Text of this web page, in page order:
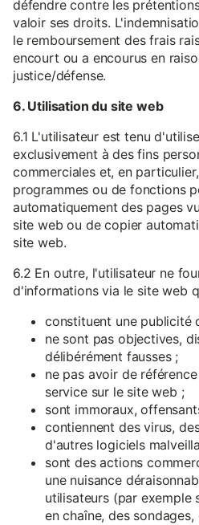
défendre contre les
valoir ses droits.
le remboursement des frais
encourt ou a encourus en
justice/défense.
6. Utilisation du site web
6.1 L'utilisateur est tenu
exclusivement à des fins
commerciales et, en
programmes ou de fonctions
automatiquement des pages
site web ou de copier
site web.
6.2 En outre, l'utilisateur ne
d'informations via le site web
constituent une publicité
ne sont pas objectives,
délibérément fausses ;
ne pas avoir de
service sur le site web ;
sont immoraux,
contiennent des virus,
d'autres logiciels
sont des actions
une nuisance
utilisateurs (par exemple
en chaîne, des sondages,